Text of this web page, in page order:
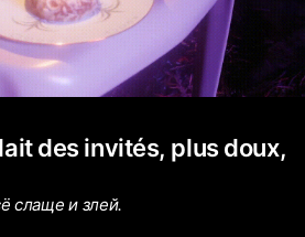
des invités, plus doux,
слаще и злей.